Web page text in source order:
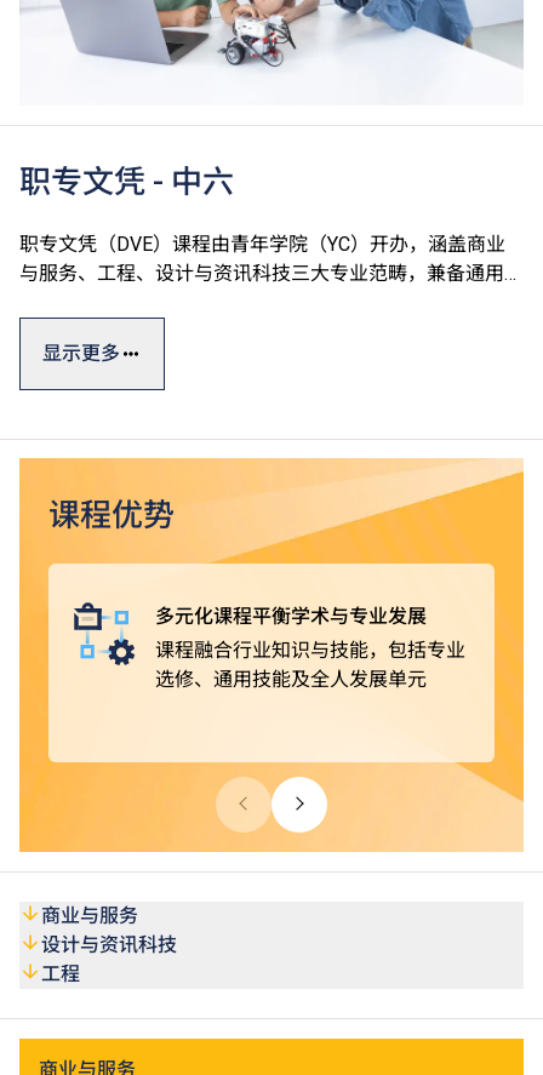
职专文凭 - 中六
职专文凭（DVE）课程由青年学院（YC）开办，涵盖商业
与服务、工程、设计与资讯科技三大专业范畴，兼备通用技
职专文凭课程一般修读期为一年，部份单元以中文授课及评
用指标，资历广获认可。
毕业生可升读VTC高级文凭课程
，升读相关课程更有机会
获豁免修读部分课程单元
。完成课程后，可选择投身业
界，亦可继续进修，取得更高学历。
显示更多
课程优势
多元化课程平衡学术与专业发展
课程融合行业知识与技能，包括专业
选修、通用技能及全人发展单元
商业与服务
设计与资讯科技
工程
商业与服务